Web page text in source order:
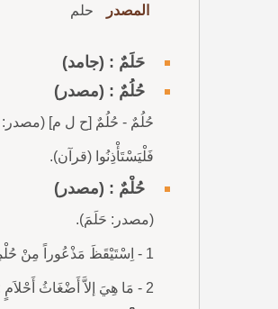
المصدر حلم
حَلَمٌ : (جامد)
حُلُمٌ : (مصدر)
فَلْيَسْتَأْذِنُوا (قرآن).
حُلْمٌ : (مصدر)
(مصدر: حَلَمَ).
1 - اِسْتَيْقَظَ مَذْعُوراً مِنْ حُلْمِهِ : مَا يَرَاهُ النَّائِمُ مِنْ رُؤْيا فِي نَوْمِهِ.
2 - مَا هِيَ إلاَّ أَضْغَاثُ أَحْلاَمٍ : كَوَابِيسُ، أيْ مَا يَرَاهُ النَّائِمُ مِنْ أَحْلاَمٍ مُخْتَلِطَةٍ.